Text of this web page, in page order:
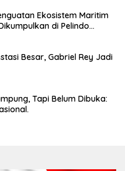
Ekosistem Maritim
di Pelindo
Besar, Gabriel Rey Jadi
Tapi Belum Dibuka: